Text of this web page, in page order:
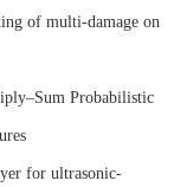
of multi-damage on
Probabilistic
for ultrasonic-